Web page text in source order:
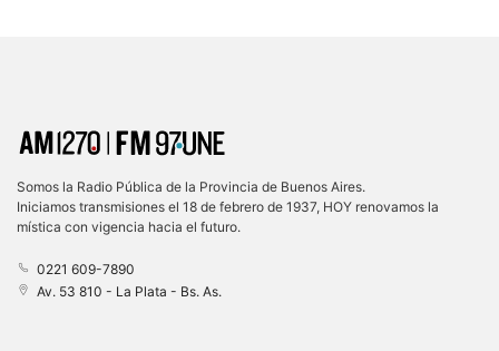
Somos la Radio Pública de la Provincia de Buenos Aires.
Iniciamos transmisiones el 18 de febrero de 1937, HOY renovamos la
mística con vigencia hacia el futuro.
0221 609-7890
Av. 53 810 - La Plata - Bs. As.